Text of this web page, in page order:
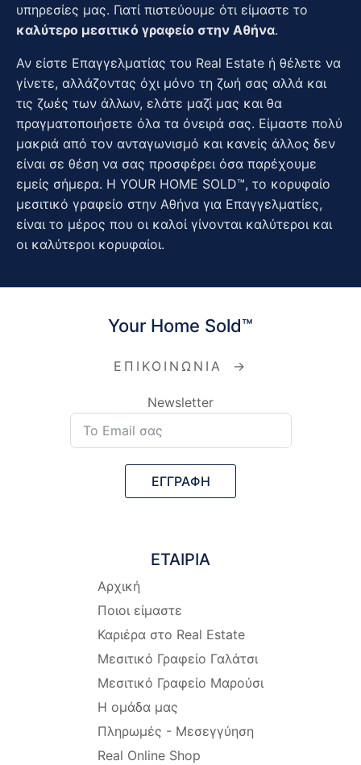
υπηρεσίες μας. Γιατί πιστεύουμε ότι είμαστε το
καλύτερο μεσιτικό γραφείο στην Αθήνα.
Αν είστε Επαγγελματίας του Real Estate ή θέλετε να
γίνετε, αλλάζοντας όχι μόνο τη ζωή σας αλλά και
τις ζωές των άλλων, ελάτε μαζί μας και θα
πραγματοποιήσετε όλα τα όνειρά σας. Είμαστε πολύ
μακριά από τον ανταγωνισμό και κανείς άλλος δεν
είναι σε θέση να σας προσφέρει όσα παρέχουμε
εμείς σήμερα. Η YOUR HOME SOLD™, το κορυφαίο
μεσιτικό γραφείο στην Αθήνα για Επαγγελματίες,
είναι το μέρος που οι καλοί γίνονται καλύτεροι και
οι καλύτεροι κορυφαίοι.
Your Home Sold™
ΕΠΙΚΟΙΝΩΝΙΑ →
Newsletter
ΕΓΓΡΑΦΗ
ΕΤΑΙΡΙΑ
Αρχική
Ποιοι είμαστε
Καριέρα στο Real Estate
Μεσιτικό Γραφείο Γαλάτσι
Μεσιτικό Γραφείο Μαρούσι
Η ομάδα μας
Πληρωμές - Μεσεγγύηση
Real Online Shop